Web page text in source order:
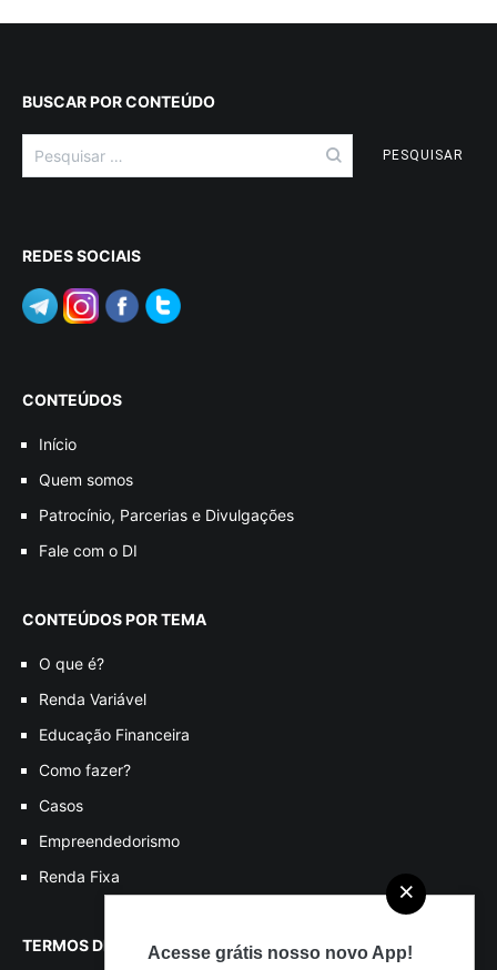
BUSCAR POR CONTEÚDO
por:
REDES SOCIAIS
CONTEÚDOS
Início
Quem somos
Patrocínio, Parcerias e Divulgações
Fale com o DI
CONTEÚDOS POR TEMA
O que é?
Renda Variável
Educação Financeira
Como fazer?
Casos
Empreendedorismo
Renda Fixa
TERMOS DE USO
×
Acesse grátis nosso novo App!